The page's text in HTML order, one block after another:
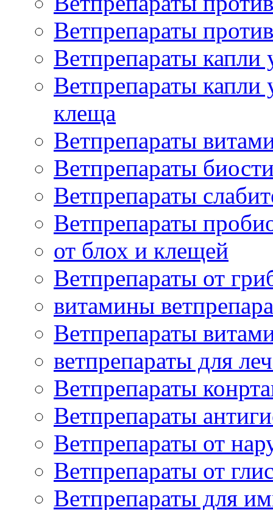
Ветпрепараты
Ветпрепараты
Ветпрепараты
клеща
Ветпрепараты
Ветпрепараты
Ветпрепараты
Ветпрепараты
от блох и клещей
Ветпрепараты от
витамины
Ветпрепараты
ветпрепараты для
Ветпрепараты
Ветпрепараты
Ветпрепараты от
Ветпрепараты от
Ветпрепараты для